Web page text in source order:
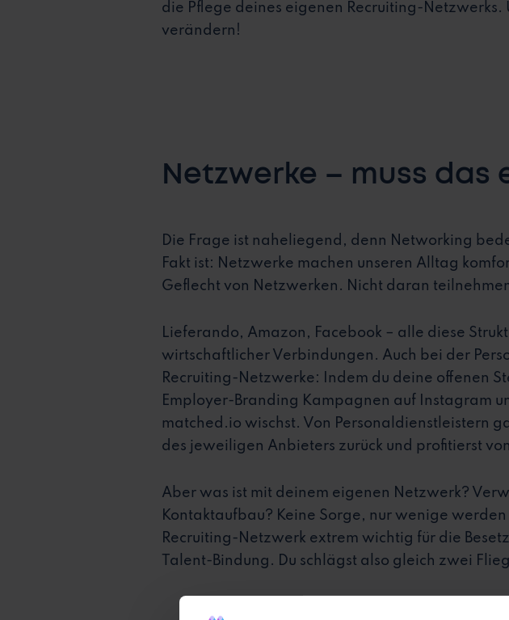
die Pflege deines eigenen Recruiting-
verändern!
Netzwerke – muss das
Die Frage ist naheliegend, denn Networking
Fakt ist: Netzwerke machen unseren Alltag
Geflecht von Netzwerken. Nicht daran
Lieferando, Amazon, Facebook – alle diese
wirtschaftlicher Verbindungen. Auch bei der
Recruiting-Netzwerke: Indem du deine offenen
Employer-Branding Kampagnen auf Instagram
matched.io wischst. Von Personaldienstleistern
des jeweiligen Anbieters zurück und profitierst
Aber was ist mit deinem eigenen Netzwerk?
Kontaktaufbau? Keine Sorge, nur wenige
Recruiting-Netzwerk extrem wichtig für die
Talent-Bindung. Du schlägst also gleich zwei